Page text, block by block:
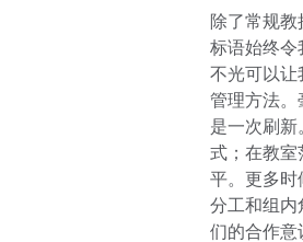
除了常规
标语始终
不光可以让
管理方法。
是一次刷
式；在教室
平。更多时
分工和组内
们的合作意